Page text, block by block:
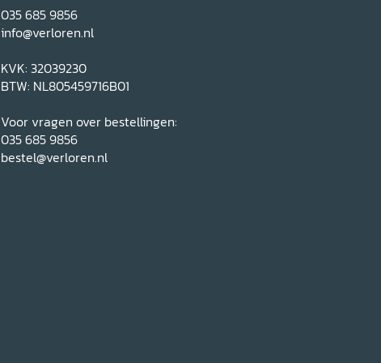
035 685 9856
info@verloren.nl
KVK: 32039230
BTW: NL805459716B01
Voor vragen over bestellingen:
035 685 9856
bestel@verloren.nl